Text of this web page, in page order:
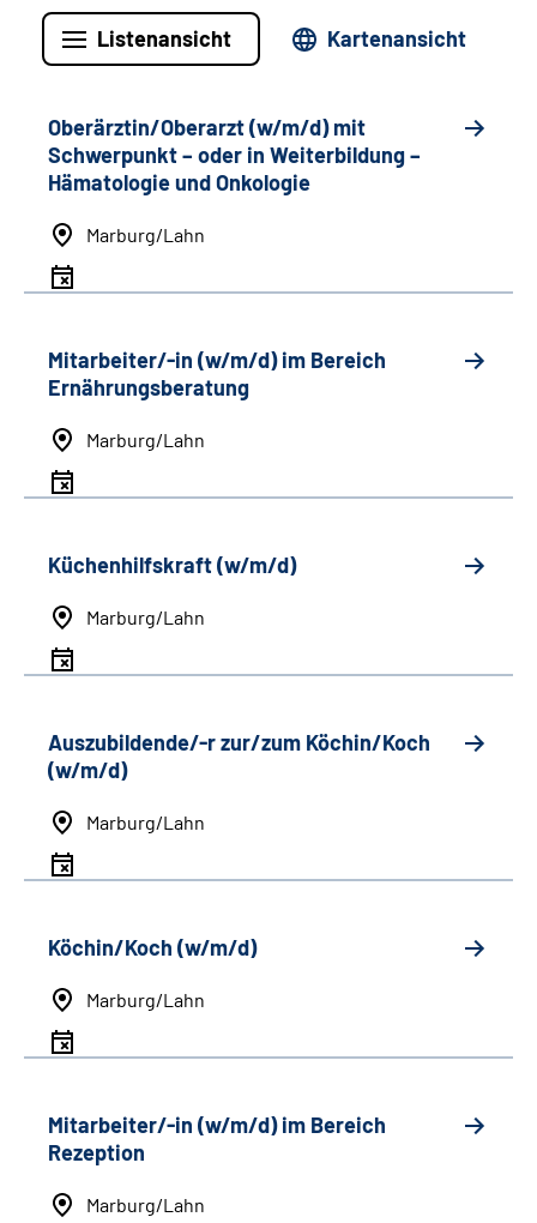
Listenansicht Kartenansicht
Oberärztin/Oberarzt (w/m/d) mit
Schwerpunkt– oder in Weiterbildung–
Hämatologie und Onkologie
Marburg/Lahn
Mitarbeiter/-in (w/m/d) im Bereich
Ernährungsberatung
Marburg/Lahn
Küchenhilfskraft (w/m/d)
Marburg/Lahn
Auszubildende/-r zur/zum Köchin/Koch
(w/m/d)
Marburg/Lahn
Köchin/Koch (w/m/d)
Marburg/Lahn
Mitarbeiter/-in (w/m/d) im Bereich
Rezeption
Marburg/Lahn